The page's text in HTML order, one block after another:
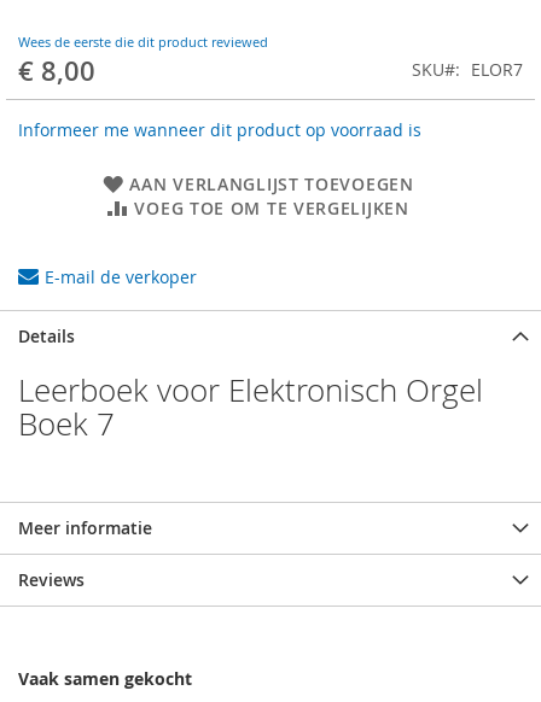
Wees de eerste die dit product reviewed
€ 8,00 SKU ELOR7
Informeer me wanneer dit product op voorraad is
AAN VERLANGLIJST TOEVOEGEN
VOEG TOE OM TE VERGELIJKEN
E-mail de verkoper
Details
Leerboek voor Elektronisch Orgel
Boek 7
Meer informatie
Reviews
Vaak samen gekocht